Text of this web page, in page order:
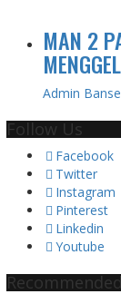
MAN 2
Admin
Follow Us
Facebook
Twitter
Instagram
Pinterest
Linkedin
Youtube